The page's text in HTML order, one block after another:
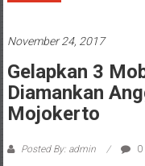
November 24, 2017
Gelapkan 3
Diamankan
Mojokerto
Posted By: admin 0